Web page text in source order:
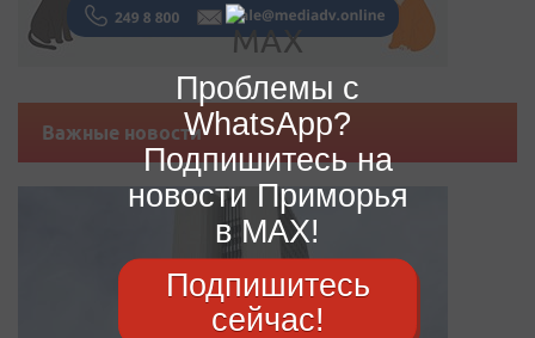
Важные новости
Проблемы с
WhatsApp?
Подпишитесь на
новости Приморья
в MAX!
Подпишитесь
сейчас!